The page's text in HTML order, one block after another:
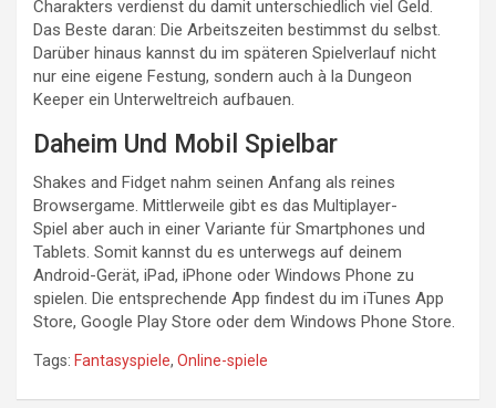
Charakters verdienst du damit unterschiedlich viel Geld.
Das Beste daran: Die Arbeitszeiten bestimmst du selbst.
Darüber hinaus kannst du im späteren Spielverlauf nicht
nur eine eigene Festung, sondern auch à la Dungeon
Keeper ein Unterweltreich aufbauen.
Daheim Und Mobil Spielbar
Shakes and Fidget nahm seinen Anfang als reines
Browsergame. Mittlerweile gibt es das Multiplayer-
Spiel aber auch in einer Variante für Smartphones und
Tablets. Somit kannst du es unterwegs auf deinem
Android-Gerät, iPad, iPhone oder Windows Phone zu
spielen. Die entsprechende App findest du im iTunes App
Store, Google Play Store oder dem Windows Phone Store.
Tags: Fantasyspiele, Online-spiele